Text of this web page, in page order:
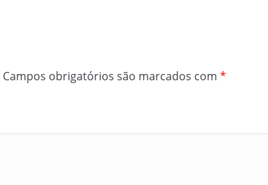
Campos obrigatórios são marcados com *